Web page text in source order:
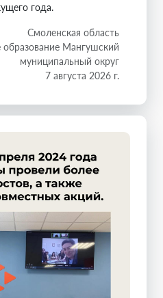
года.
Смоленская область
Мангушский
муниципальный округ
7 августа 2026 г.